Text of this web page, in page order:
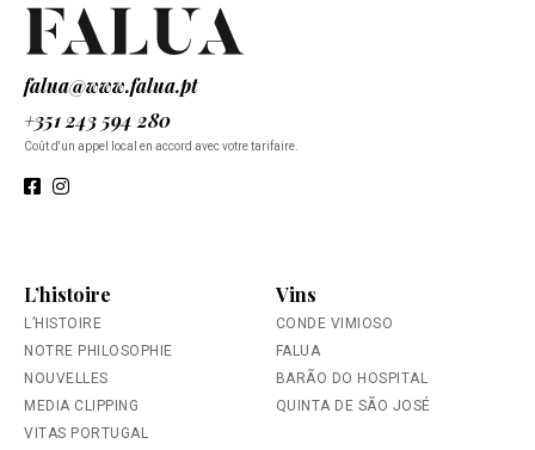
falua@www.falua.pt
+351 243 594 280
Coût d'un appel local en accord avec votre tarifaire.
L’histoire
L’HISTOIRE
NOTRE PHILOSOPHIE
NOUVELLES
MEDIA CLIPPING
VITAS PORTUGAL
Vins
CONDE VIMIOSO
FALUA
BARÃO DO HOSPITAL
QUINTA DE SÃO JOSÉ